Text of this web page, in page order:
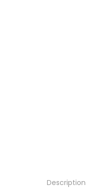
Description